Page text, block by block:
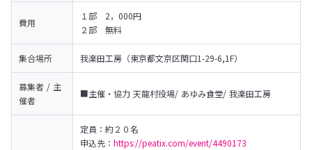
費用
１部　2，000円
２部　無料
集合場所 我楽田工房（東京都文京区関口1-29-6,1F）
募集者 / 主
催者
■主催・協力 天龍村役場/ あゆみ食堂/ 我楽田工房
定員：約２０名
申込先： https://peatix.com/event/4490173